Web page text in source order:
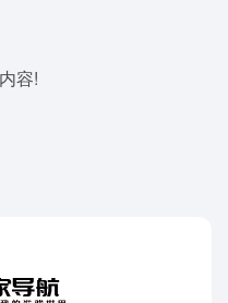
容!